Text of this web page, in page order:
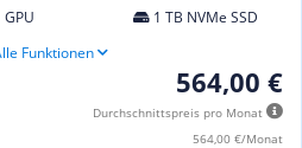
1 TB NVMe SSD
Funktionen
564,00 €
Durchschnittspreis pro Monat
564,00 €/Monat